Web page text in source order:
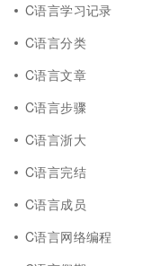
C语言学习记录
C语言分类
C语言文章
C语言步骤
C语言浙大
C语言完结
C语言成员
C语言网络编程